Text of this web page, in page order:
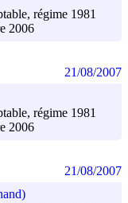
régime 1981
2006
régime 1981
2006
21/08/2007
21/08/2007